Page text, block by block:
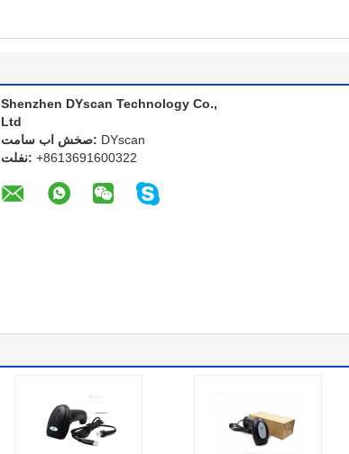
Shenzhen DYscan Technology Co.,
Ltd
تماس با شخص: DYscan
تلفن: +8613691600322